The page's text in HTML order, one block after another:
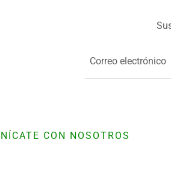
Correo electrónico
CON NOSOTROS